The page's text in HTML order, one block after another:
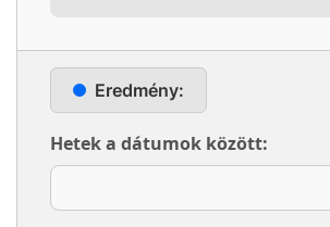
Eredmény:
Hetek a dátumok között: